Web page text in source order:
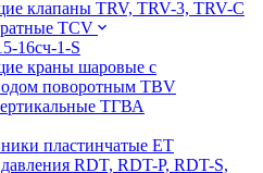
клапаны TRV, TRV-3, TRV-C
TCV
16сч-1-S
краны шаровые с
поворотным TBV
ТГВА
пластинчатые ЕТ
RDT, RDT-P, RDT-S,